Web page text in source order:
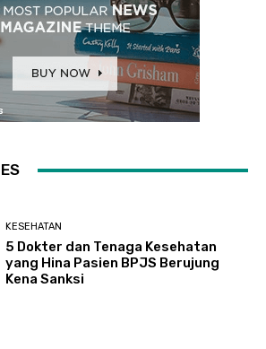
KESEHATAN
5 Dokter dan Tenaga Kesehatan
yang Hina Pasien BPJS Berujung
Kena Sanksi